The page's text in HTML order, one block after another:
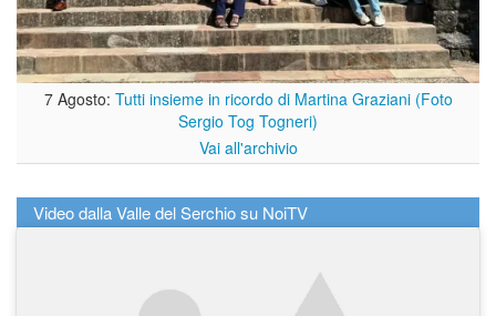
7 Agosto: Tutti insieme in ricordo di Martina Graziani (Foto
Sergio Tog Togneri)
Vai all'archivio
Video dalla Valle del Serchio su NoiTV